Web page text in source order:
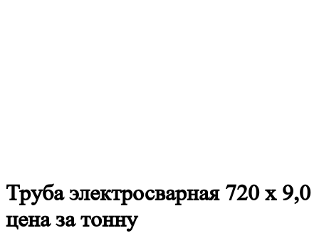
Трубаэлектросварная 720 х 9,0
цена за тонну